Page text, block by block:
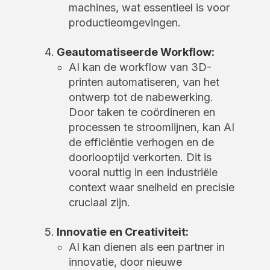
machines, wat essentieel is voor
productieomgevingen.
Geautomatiseerde Workflow:
AI kan de workflow van 3D-
printen automatiseren, van het
ontwerp tot de nabewerking.
Door taken te coördineren en
processen te stroomlijnen, kan AI
de efficiëntie verhogen en de
doorlooptijd verkorten. Dit is
vooral nuttig in een industriële
context waar snelheid en precisie
cruciaal zijn.
Innovatie en Creativiteit:
AI kan dienen als een partner in
innovatie, door nieuwe